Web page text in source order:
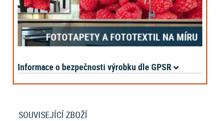
Informace o bezpečnosti výrobku dle GPSR
SOUVISEJÍCÍ ZBOŽÍ